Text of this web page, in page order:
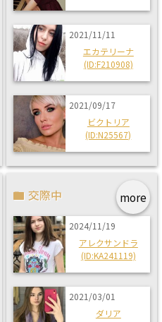
2021/11/11
エカテリーナ
(ID:F210908)
2021/09/17
ビクトリア
(ID:N25567)
more
交際中
2024/11/19
アレクサンドラ
(ID:KA241119)
2021/03/01
ダリア